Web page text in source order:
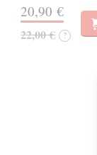
20,90 €
22,00 € ?